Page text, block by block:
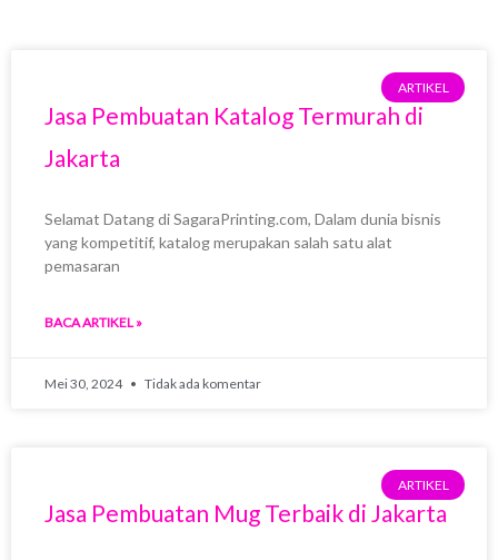
ARTIKEL
Jasa Pembuatan Katalog Termurah di
Jakarta
Selamat Datang di SagaraPrinting.com, Dalam dunia bisnis
yang kompetitif, katalog merupakan salah satu alat
pemasaran
BACA ARTIKEL »
Mei 30, 2024 Tidak ada komentar
ARTIKEL
Jasa Pembuatan Mug Terbaik di Jakarta
g
g
g